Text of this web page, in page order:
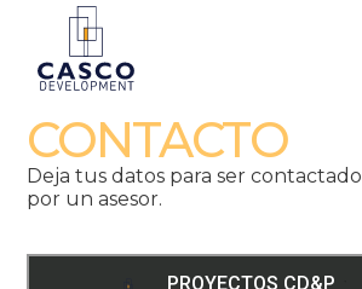
CONTACTO
Deja tus datos para ser contactado
por un asesor.